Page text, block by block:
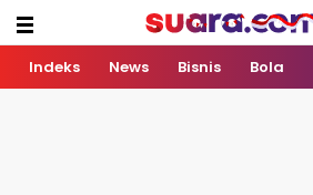
Indeks News Bisnis Bola